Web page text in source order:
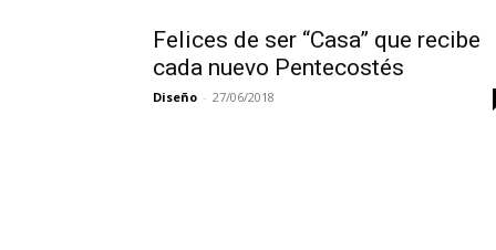
Felices de ser “Casa” que recibe
cada nuevo Pentecostés
Diseño - 27/06/2018